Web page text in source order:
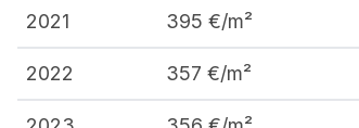
2021 395 €/m²
2022 357 €/m²